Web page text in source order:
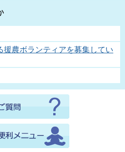
援農ボランティアを募集してい